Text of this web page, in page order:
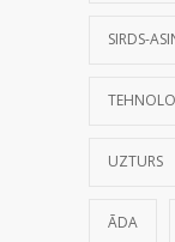
SIRDS-
UZTURS
ĀDA